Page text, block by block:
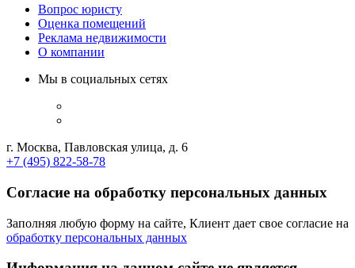
Вопрос юристу
Оценка помещений
Реклама недвижимости
О компании
Мы в социальных сетях
г. Москва, Павловская улица, д. 6
+7 (495) 822-58-78
Согласие на обработку персональных данных
Заполняя любую форму на сайте, Клиент дает свое согласие на
обработку персональных данных